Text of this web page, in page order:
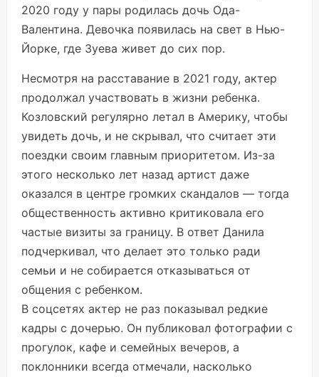
2020 году у пары родилась дочь Ода-
Валентина. Девочка появилась на свет в Нью-
Йорке, где Зуева живет до сих пор.
Несмотря на расставание в 2021 году, актер
продолжал участвовать в жизни ребенка.
Козловский регулярно летал в Америку, чтобы
увидеть дочь, и не скрывал, что считает эти
поездки своим главным приоритетом. Из-за
этого несколько лет назад артист даже
оказался в центре громких скандалов — тогда
общественность активно критиковала его
частые визиты за границу. В ответ Данила
подчеркивал, что делает это только ради
семьи и не собирается отказываться от
общения с ребенком.
В соцсетях актер не раз показывал редкие
кадры с дочерью. Он публиковал фотографии с
прогулок, кафе и семейных вечеров, а
поклонники всегда отмечали, насколько